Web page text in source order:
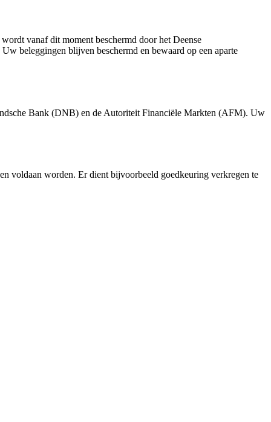
vanaf dit moment beschermd door het Deense
beleggingen blijven beschermd en bewaard op een aparte
Bank (DNB) en de Autoriteit Financiële Markten (AFM). Uw
voldaan worden. Er dient bijvoorbeeld goedkeuring verkregen te